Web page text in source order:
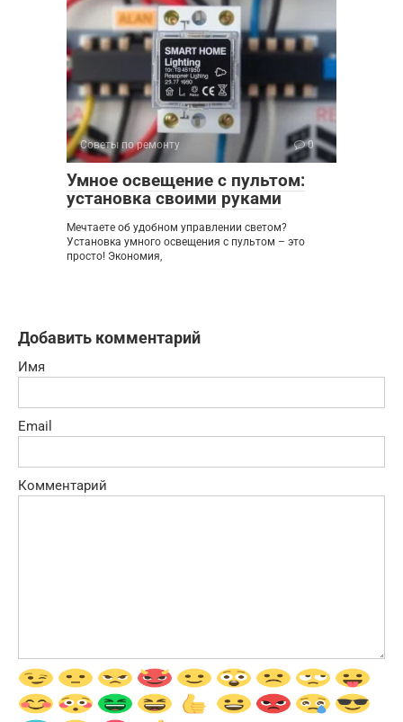
Советы по ремонту 0
Умное освещение с пультом:
установка своими руками
Мечтаете об удобном управлении светом?
Установка умного освещения с пультом – это
просто! Экономия,
Добавить комментарий
Имя
Email
Комментарий